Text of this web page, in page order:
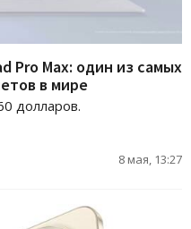
Pro Max: один из самых
в мире
долларов.
8 мая, 13:27